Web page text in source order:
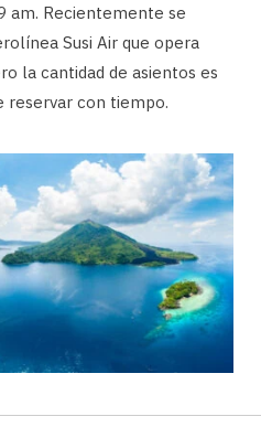
am. Recientemente se
Susi Air que opera
la cantidad de asientos es
reservar con tiempo.